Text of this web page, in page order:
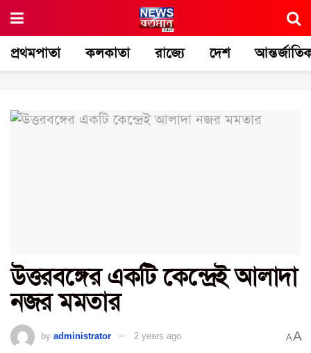
প্রথমপাতা কলকাতা রাজ্যে দেশ
উত্তরবঙ্গের একটি কেন্দ্রেই আলাদা
নজর মমতার
by administrator 2 years ago AA